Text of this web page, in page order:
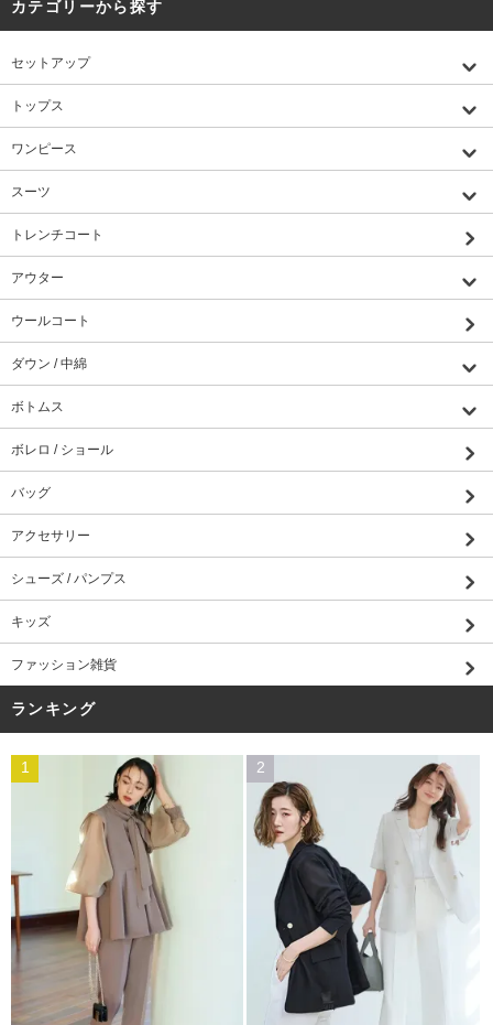
カテゴリーから探す
セットアップ
トップス
ワンピース
スーツ
トレンチコート
アウター
ウールコート
ダウン / 中綿
ボトムス
ボレロ / ショール
バッグ
アクセサリー
シューズ / パンプス
キッズ
ファッション雑貨
ランキング
1 2